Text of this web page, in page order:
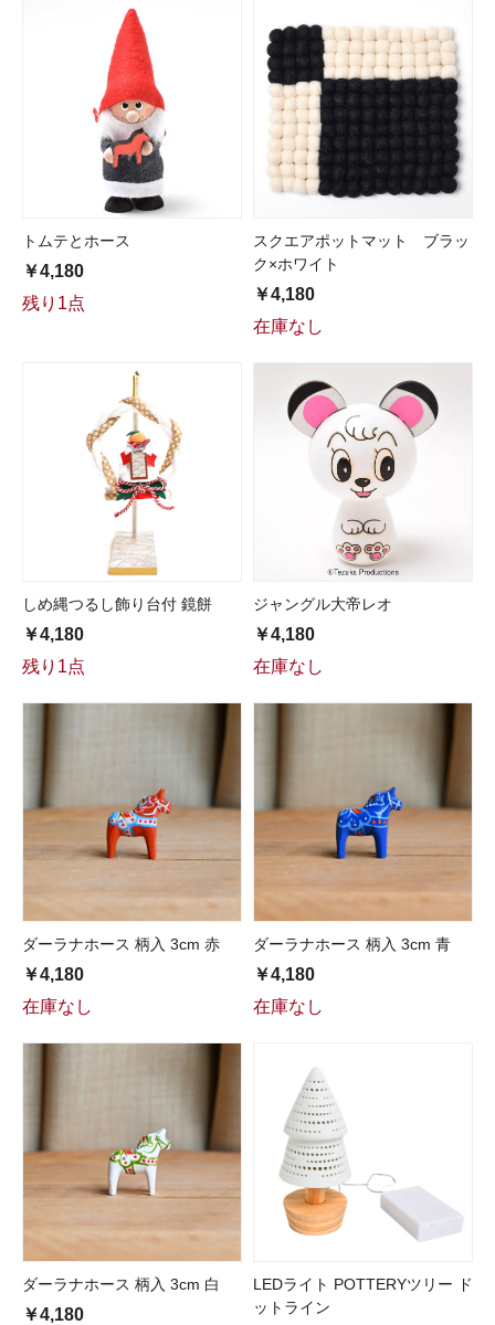
トムテとホース
￥4,180
残り1点
スクエアポットマット ブラッ
ク×ホワイト
￥4,180
在庫なし
しめ縄つるし飾り台付 鏡餅
￥4,180
残り1点
ジャングル大帝レオ
￥4,180
在庫なし
ダーラナホース 柄入 3cm 赤
￥4,180
在庫なし
ダーラナホース 柄入 3cm 青
￥4,180
在庫なし
ダーラナホース 柄入 3cm 白
￥4,180
LEDライト POTTERYツリー ド
ットライン